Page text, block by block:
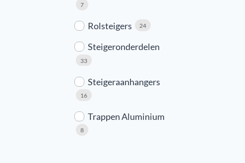
7
Rolsteigers 24
Steigeronderdelen
33
Steigeraanhangers
16
Trappen Aluminium
8